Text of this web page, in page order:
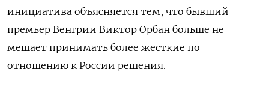
инициатива объясняется тем, что бывший
премьер Венгрии Виктор Орбан больше не
мешает принимать более жесткие по
отношению к России решения.